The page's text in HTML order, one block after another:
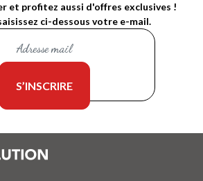
et profitez aussi d'offres exclusives !
ci-dessous votre e-mail.